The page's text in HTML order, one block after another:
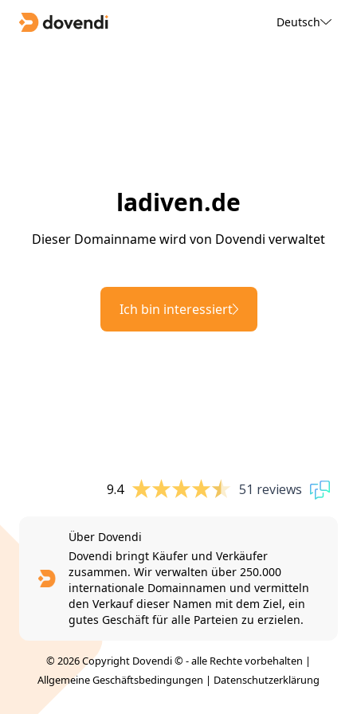
Deutsch
ladiven.de
Dieser Domainname wird von Dovendi verwaltet
Ich bin interessiert
9.4 51 reviews
Über Dovendi
Dovendi bringt Käufer und Verkäufer
zusammen. Wir verwalten über 250.000
internationale Domainnamen und vermitteln
den Verkauf dieser Namen mit dem Ziel, ein
gutes Geschäft für alle Parteien zu erzielen.
© 2026 Copyright Dovendi © - alle Rechte vorbehalten |
Allgemeine Geschäftsbedingungen | Datenschutzerklärung